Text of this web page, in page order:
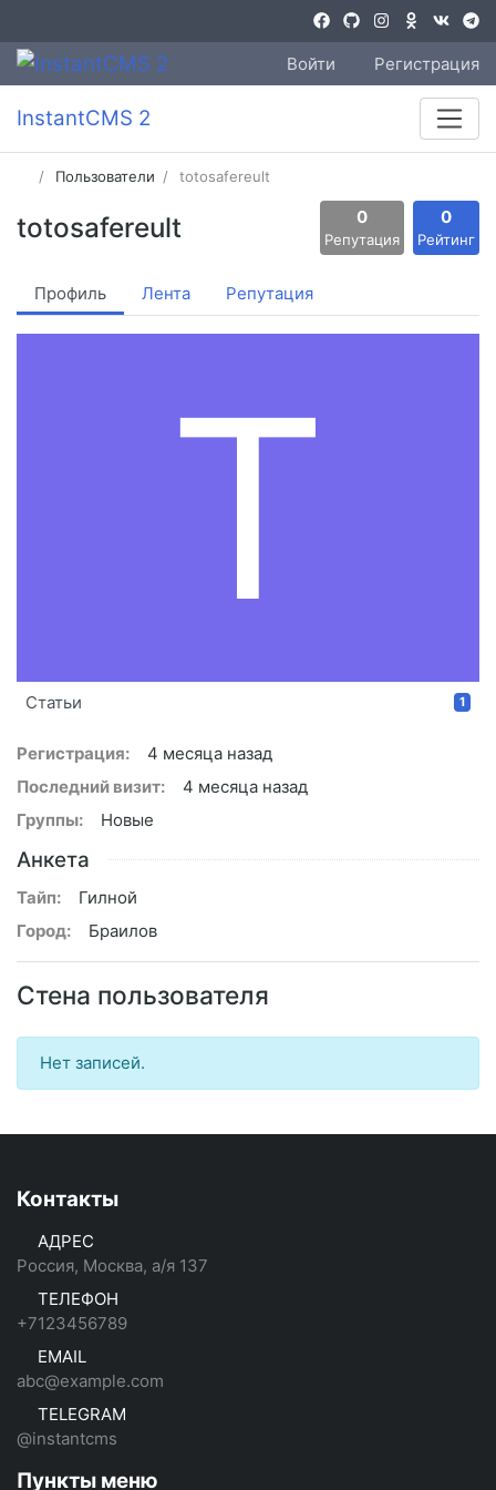
Войти Регистрация
InstantCMS 2
Пользователи totosafereult
totosafereult 0
Репутация
0
Рейтинг
Профиль Лента Репутация
T
Статьи 1
Регистрация:
4 месяца назад
Последний визит:
4 месяца назад
Группы:
Новые
Анкета
Тайп:
Гилной
Город:
Браилов
Стена пользователя
Нет записей.
Контакты
АДРЕС
Россия, Москва, а/я 137
ТЕЛЕФОН
+7123456789
EMAIL
abc@example.com
TELEGRAM
@instantcms
Пункты меню